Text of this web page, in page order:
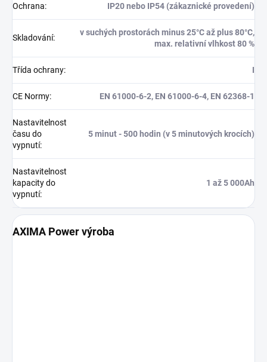
Ochrana: IP20 nebo IP54 (zákaznické provedení)
Skladování:
v suchých prostorách minus 25°C až plus 80°C,
max. relativní vlhkost 80 %
Třída ochrany: I
CE Normy: EN 61000-6-2, EN 61000-6-4, EN 62368-1
Nastavitelnost
času do
vypnutí:
5 minut - 500 hodin (v 5 minutových krocích)
Nastavitelnost
kapacity do
vypnutí:
1 až 5 000Ah
AXIMA Power výroba